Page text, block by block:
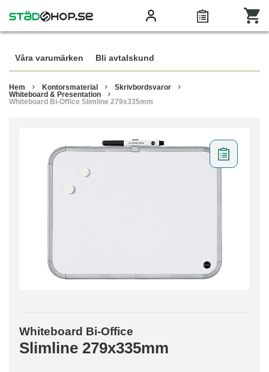
Våra varumärken Bli avtalskund
Hem Kontorsmaterial
Skrivbordsvaror
Whiteboard & Presentation
Whiteboard Bi-Office Slimline 279x335mm
Whiteboard Bi-Office
Slimline 279x335mm